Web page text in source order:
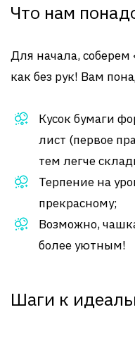
Что нам
Для начала, соберем
как без рук! Вам
Кусок бумаги
лист (первое
тем легче
Терпение на
прекрасному;
Возможно,
более уютным!
Шаги к